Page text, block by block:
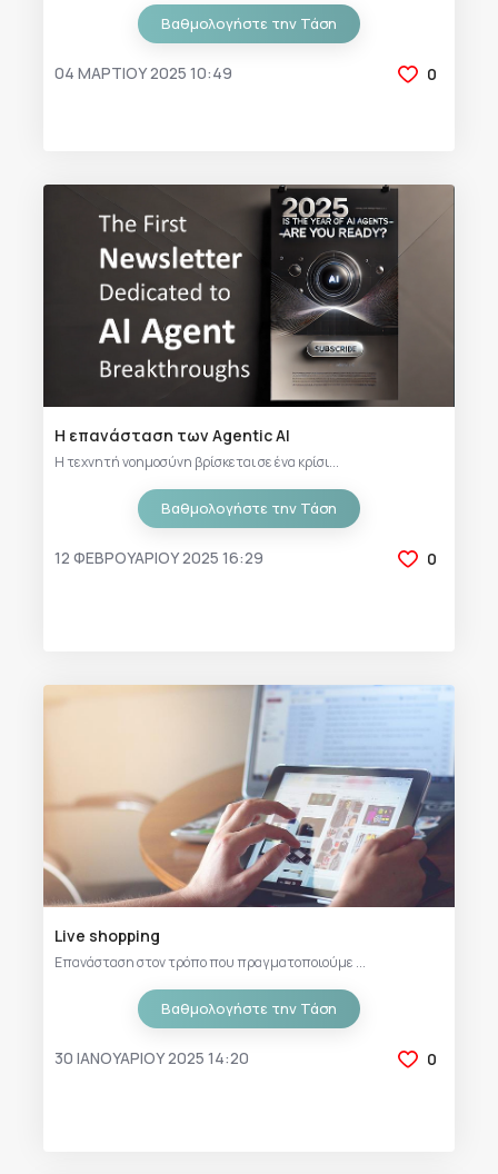
Βαθμολογήστε την Τάση
04 ΜΑΡΤΊΟΥ 2025 10:49 0
Η επανάσταση των Agentic AI
Η τεχνητή νοημοσύνη βρίσκεται σε ένα κρίσι...
Βαθμολογήστε την Τάση
12 ΦΕΒΡΟΥΑΡΊΟΥ 2025 16:29 0
Live shopping
Επανάσταση στον τρόπο που πραγματοποιούμε ...
Βαθμολογήστε την Τάση
30 ΙΑΝΟΥΑΡΊΟΥ 2025 14:20 0